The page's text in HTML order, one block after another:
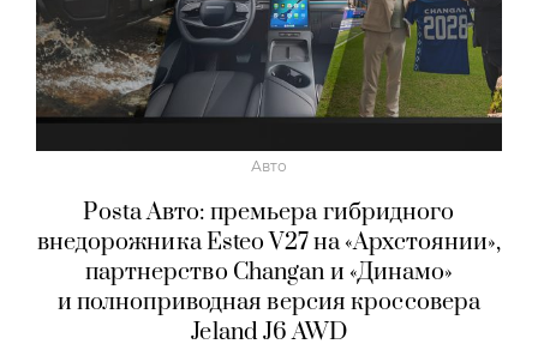
Авто
Posta Авто: премьера гибридного
внедорожника Esteo V27 на «Архстоянии»,
партнерство Changan и «Динамо»
и полноприводная версия кроссовера
Jeland J6 AWD